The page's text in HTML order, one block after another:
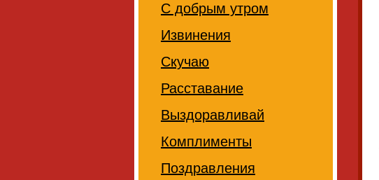
С добрым утром
Извинения
Скучаю
Расставание
Выздоравливай
Комплименты
Поздравления